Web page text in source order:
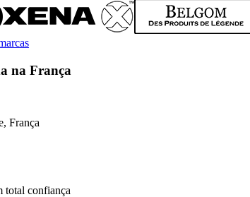
na França
França
total confiança